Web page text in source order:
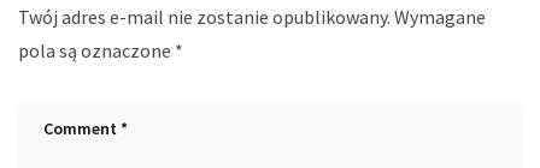
Twój adres e-mail nie zostanie opublikowany. Wymagane
pola są oznaczone *